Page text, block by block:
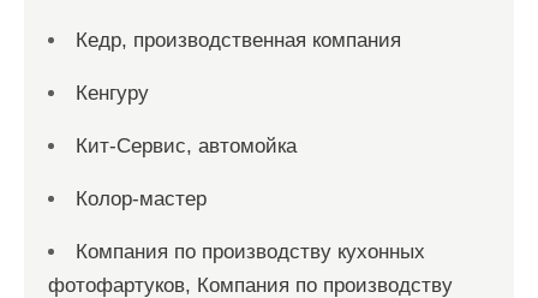
Кедр, производственная компания
Кенгуру
Кит-Сервис, автомойка
Колор-мастер
Компания по производству кухонных
фотофартуков, Компания по производству